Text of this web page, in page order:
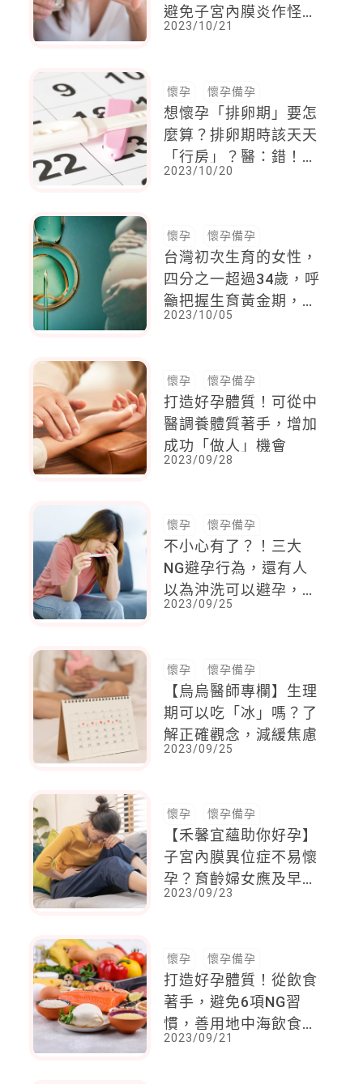
避免子宮內膜炎作怪，
及早檢查及早治療，提
2023/10/21
懷孕 懷孕備孕
想懷孕「排卵期」要怎
麼算？排卵期時該天天
「行房」？醫：錯！
「這個頻率」才最剛好
2023/10/20
懷孕 懷孕備孕
台灣初次生育的女性，
四分之一超過34歲，呼
籲把握生育黃金期，善
用試管嬰兒補助
2023/10/05
懷孕 懷孕備孕
打造好孕體質！可從中
醫調養體質著手，增加
成功「做人」機會
2023/09/28
懷孕 懷孕備孕
不小心有了？！三大
NG避孕行為，還有人
以為沖洗可以避孕，醫
籲：雙重避孕，才能掌
2023/09/25
懷孕 懷孕備孕
【烏烏醫師專欄】生理
期可以吃「冰」嗎？了
解正確觀念，減緩焦慮
2023/09/25
懷孕 懷孕備孕
【禾馨宜蘊助你好孕】
子宮內膜異位症不易懷
孕？育齡婦女應及早打
造備孕計畫
2023/09/23
懷孕 懷孕備孕
打造好孕體質！從飲食
著手，避免6項NG習
慣，善用地中海飲食來
助孕
2023/09/21